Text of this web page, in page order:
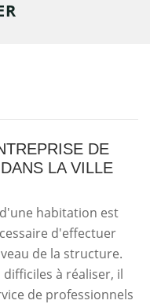
DE
LA VILLE
habitation est
d'effectuer
de la structure.
à réaliser, il
de professionnels